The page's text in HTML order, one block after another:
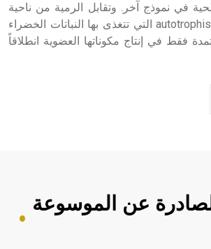
في نموذج آخر. وتقابل الرمية من ناحية
ثانية بذاتية التغذية autotrophism التي تتغذى بها النباتات الخضراء
فقط في إنتاج مكوناتها العضوية انطلاقاً
عن الموسوعة